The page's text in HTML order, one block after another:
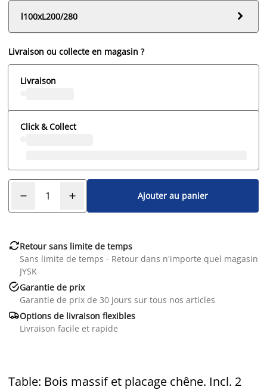
l100xL200/280

Livraison ou collecte en magasin ?
Livraison
Click & Collect
Ajouter au panier
Retour sans limite de temps
Sans limite de temps - Retour dans n'importe quel magasin
JYSK
Garantie de prix
Garantie de prix de 30 jours sur tous nos articles
Options de livraison flexibles
Livraison facile et rapide
Table: Bois massif et placage chêne. Incl. 2